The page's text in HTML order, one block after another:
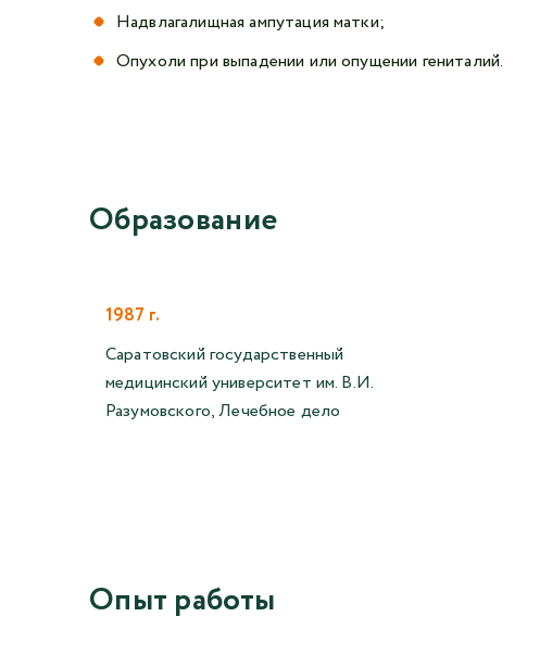
Надвлагалищная ампутация матки;
Опухоли при выпадении или опущении гениталий.
Образование
1987 г.
Саратовский государственный
медицинский университет им. В.И.
Разумовского, Лечебное дело
Опыт работы